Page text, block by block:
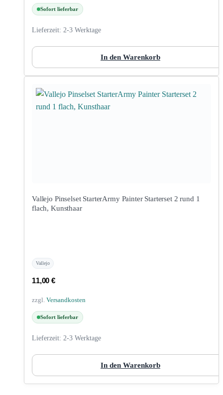
Sofort lieferbar
Lieferzeit: 2-3 Werktage
In den Warenkorb
Vallejo Pinselset StarterArmy Painter Starterset 2 rund 1
flach, Kunsthaar
Vallejo
11,00€
zzgl. Versandkosten
Sofort lieferbar
Lieferzeit: 2-3 Werktage
In den Warenkorb